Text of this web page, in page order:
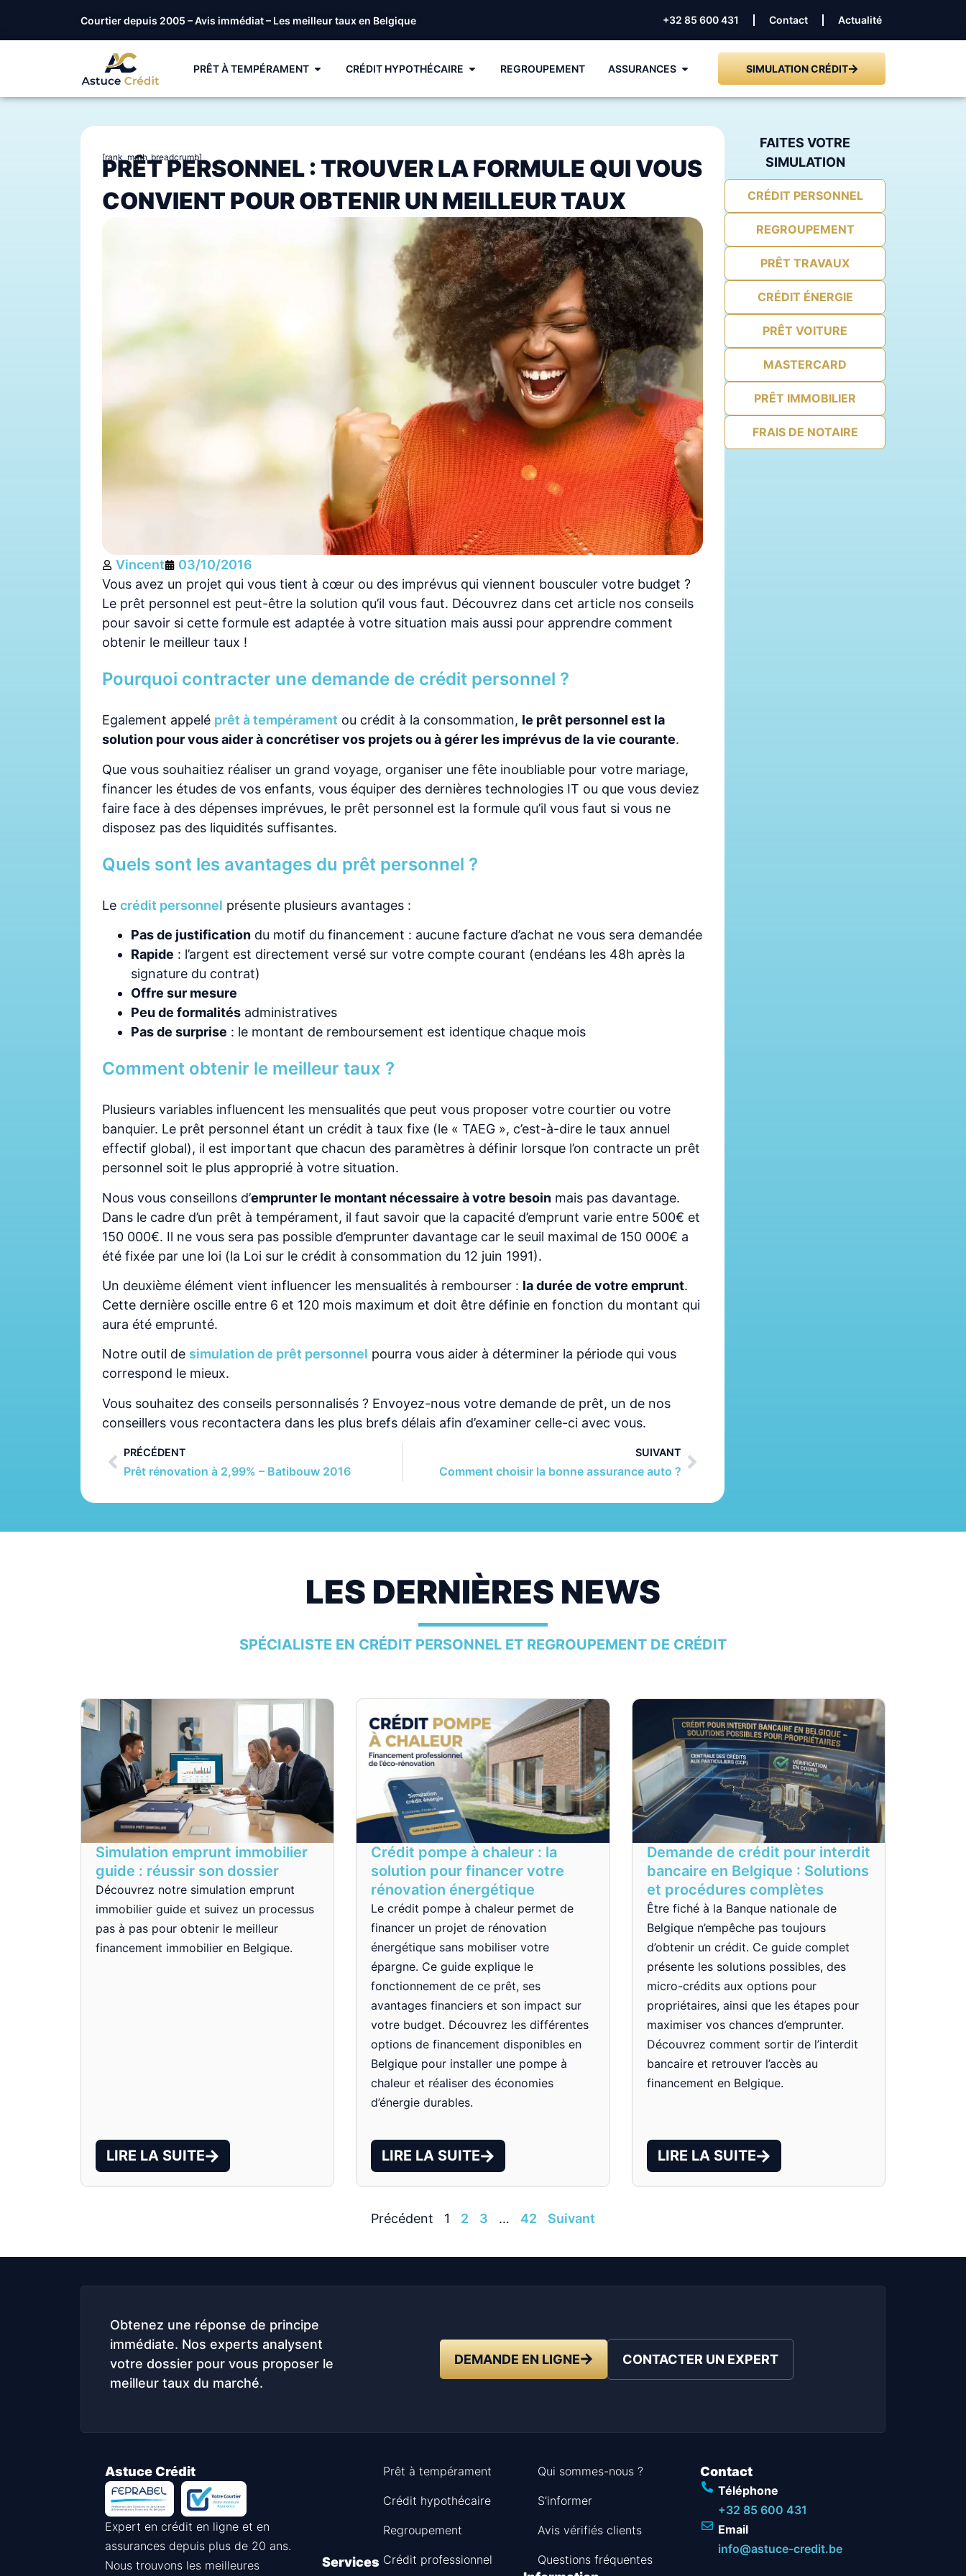
Courtier depuis 2005 – Avis immédiat – Les meilleur taux en Belgique +32 85 600 431 Contact Actualité
PRÊT À TEMPÉRAMENT CRÉDIT HYPOTHÉCAIRE REGROUPEMENT ASSURANCES SIMULATION CRÉDIT
[rank_math_breadcrumb]
PRÊT PERSONNEL : TROUVER LA FORMULE QUI VOUS
CONVIENT POUR OBTENIR UN MEILLEUR TAUX
Vincent
03/10/2016
Vous avez un projet qui vous tient à cœur ou des imprévus qui viennent bousculer votre budget ?
Le prêt personnel est peut-être la solution qu’il vous faut. Découvrez dans cet article nos conseils
pour savoir si cette formule est adaptée à votre situation mais aussi pour apprendre comment
obtenir le meilleur taux !
Pourquoi contracter une demande de crédit personnel ?
Egalement appelé prêt à tempérament ou crédit à la consommation, le prêt personnel est la
solution pour vous aider à concrétiser vos projets ou à gérer les imprévus de la vie courante.
Que vous souhaitiez réaliser un grand voyage, organiser une fête inoubliable pour votre mariage,
financer les études de vos enfants, vous équiper des dernières technologies IT ou que vous deviez
faire face à des dépenses imprévues, le prêt personnel est la formule qu’il vous faut si vous ne
disposez pas des liquidités suffisantes.
Quels sont les avantages du prêt personnel ?
Le crédit personnel présente plusieurs avantages :
Pas de justification du motif du financement : aucune facture d’achat ne vous sera demandée
Rapide : l’argent est directement versé sur votre compte courant (endéans les 48h après la
signature du contrat)
Offre sur mesure
Peu de formalités administratives
Pas de surprise : le montant de remboursement est identique chaque mois
Comment obtenir le meilleur taux ?
Plusieurs variables influencent les mensualités que peut vous proposer votre courtier ou votre
banquier. Le prêt personnel étant un crédit à taux fixe (le « TAEG », c’est-à-dire le taux annuel
effectif global), il est important que chacun des paramètres à définir lorsque l’on contracte un prêt
personnel soit le plus approprié à votre situation.
Nous vous conseillons d’emprunter le montant nécessaire à votre besoin mais pas davantage.
Dans le cadre d’un prêt à tempérament, il faut savoir que la capacité d’emprunt varie entre 500€ et
150 000€. Il ne vous sera pas possible d’emprunter davantage car le seuil maximal de 150 000€ a
été fixée par une loi (la Loi sur le crédit à consommation du 12 juin 1991).
Un deuxième élément vient influencer les mensualités à rembourser : la durée de votre emprunt.
Cette dernière oscille entre 6 et 120 mois maximum et doit être définie en fonction du montant qui
aura été emprunté.
Notre outil de simulation de prêt personnel pourra vous aider à déterminer la période qui vous
correspond le mieux.
Vous souhaitez des conseils personnalisés ? Envoyez-nous votre demande de prêt, un de nos
conseillers vous recontactera dans les plus brefs délais afin d’examiner celle-ci avec vous.
PRÉCÉDENT
Prêt rénovation à 2,99% – Batibouw 2016
SUIVANT
Comment choisir la bonne assurance auto ?
FAITES VOTRE
SIMULATION
CRÉDIT PERSONNEL
REGROUPEMENT
PRÊT TRAVAUX
CRÉDIT ÉNERGIE
PRÊT VOITURE
MASTERCARD
PRÊT IMMOBILIER
FRAIS DE NOTAIRE
LES DERNIÈRES NEWS
SPÉCIALISTE EN CRÉDIT PERSONNEL ET REGROUPEMENT DE CRÉDIT
Simulation emprunt immobilier
guide : réussir son dossier
Découvrez notre simulation emprunt
immobilier guide et suivez un processus
pas à pas pour obtenir le meilleur
financement immobilier en Belgique.
LIRE LA SUITE
Crédit pompe à chaleur : la
solution pour financer votre
rénovation énergétique
Le crédit pompe à chaleur permet de
financer un projet de rénovation
énergétique sans mobiliser votre
épargne. Ce guide explique le
fonctionnement de ce prêt, ses
avantages financiers et son impact sur
votre budget. Découvrez les différentes
options de financement disponibles en
Belgique pour installer une pompe à
chaleur et réaliser des économies
d’énergie durables.
LIRE LA SUITE
Demande de crédit pour interdit
bancaire en Belgique : Solutions
et procédures complètes
Être fiché à la Banque nationale de
Belgique n’empêche pas toujours
d’obtenir un crédit. Ce guide complet
présente les solutions possibles, des
micro-crédits aux options pour
propriétaires, ainsi que les étapes pour
maximiser vos chances d’emprunter.
Découvrez comment sortir de l’interdit
bancaire et retrouver l’accès au
financement en Belgique.
LIRE LA SUITE
Précédent 1 2 3 … 42 Suivant
Obtenez une réponse de principe
immédiate. Nos experts analysent
votre dossier pour vous proposer le
meilleur taux du marché.
DEMANDE EN LIGNE CONTACTER UN EXPERT
Astuce Crédit
Expert en crédit en ligne et en
assurances depuis plus de 20 ans.
Nous trouvons les meilleures
Services
Prêt à tempérament
Crédit hypothécaire
Regroupement
Crédit professionnel
Qui sommes-nous ?
S’informer
Avis vérifiés clients
Questions fréquentes
Contact
Téléphone
+32 85 600 431
Email
info@astuce-credit.be